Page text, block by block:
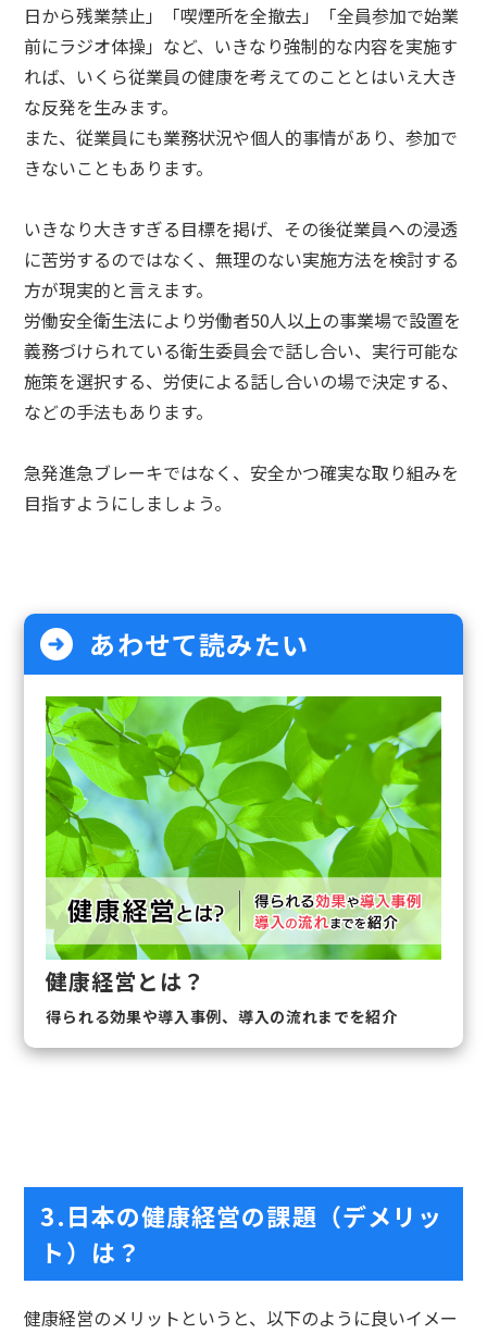
日から残業禁止」「喫煙所を全撤去」「全員参加で始業
前にラジオ体操」など、いきなり強制的な内容を実施す
れば、いくら従業員の健康を考えてのこととはいえ大き
な反発を生みます。
また、従業員にも業務状況や個人的事情があり、参加で
きないこともあります。
いきなり大きすぎる目標を掲げ、その後従業員への浸透
に苦労するのではなく、無理のない実施方法を検討する
方が現実的と言えます。
労働安全衛生法により労働者50人以上の事業場で設置を
義務づけられている衛生委員会で話し合い、実行可能な
施策を選択する、労使による話し合いの場で決定する、
などの手法もあります。
急発進急ブレーキではなく、安全かつ確実な取り組みを
目指すようにしましょう。
あわせて読みたい
健康経営とは？
得られる効果や導入事例、導入の流れまでを紹介
3.日本の健康経営の課題（デメリッ
ト）は？
健康経営のメリットというと、以下のように良いイメー